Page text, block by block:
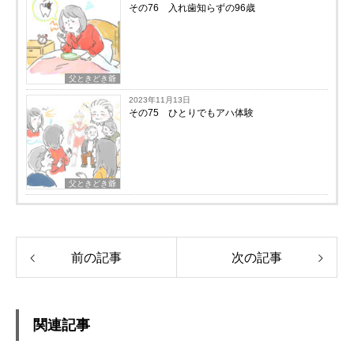
父ときどき爺
その76 入れ歯知らずの96歳
父ときどき爺
2023年11月13日
その75 ひとりでもアハ体験
前の記事 次の記事
関連記事